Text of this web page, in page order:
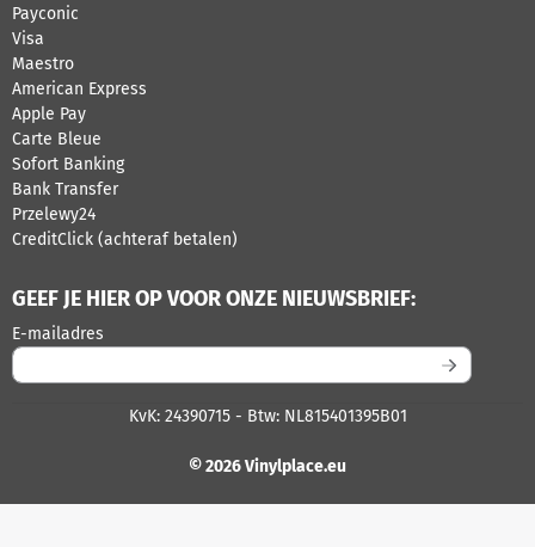
Payconic
Visa
Maestro
American Express
Apple Pay
Carte Bleue
Sofort Banking
Bank Transfer
Przelewy24
CreditClick (achteraf betalen)
GEEF JE HIER OP VOOR ONZE NIEUWSBRIEF:
E-mailadres
KvK: 24390715 - Btw: NL815401395B01
© 2026 Vinylplace.eu